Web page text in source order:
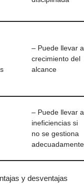
– Puede llevar
crecimiento del
alcance
– Puede llevar a
ineficiencias si
no se gestiona
adecuadamente
y desventajas